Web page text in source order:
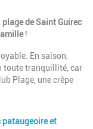
plage de Saint Guirec
!
En saison,
toute tranquillité, car
Plage, une crêpe
pataugeoire et